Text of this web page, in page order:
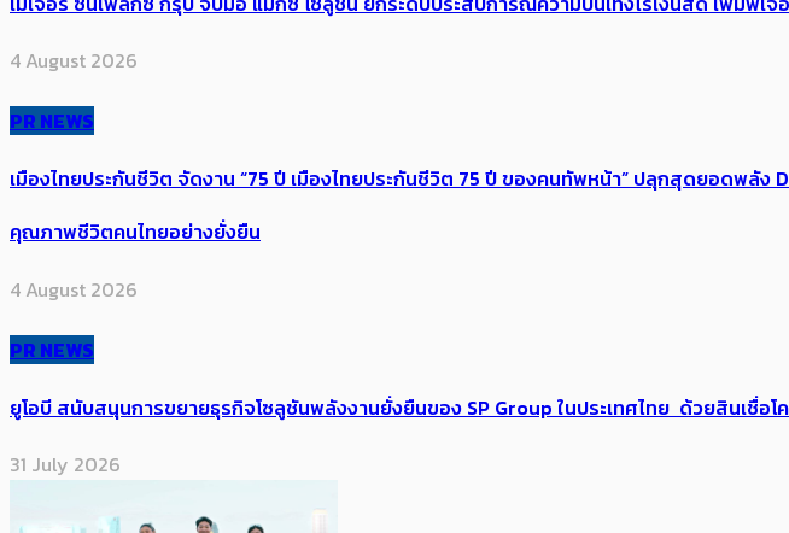
4 August 2026
PR NEWS
เมืองไทยประกันชีวิต จัดงาน “75 ปี เมืองไทยประกันชีวิต 75 ปี ของคนทัพหน้า” ปลุกสุดยอดพลั
คุณภาพชีวิตคนไทยอย่างยั่งยืน
4 August 2026
PR NEWS
ยูโอบี สนับสนุนการขยายธุรกิจโซลูชันพลังงานยั่งยืนของ SP Group ในประเทศไทย ด้วยสินเชื่อโ
31 July 2026